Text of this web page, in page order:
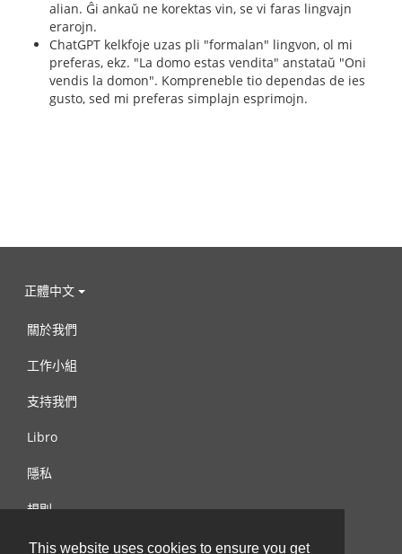
This website uses cookies to ensure you get
alian. Ĝi ankaŭ ne korektas vin, se vi faras lingvajn
erarojn.
ChatGPT kelkfoje uzas pli "formalan" lingvon, ol mi
preferas, ekz. "La domo estas vendita" anstataŭ "Oni
vendis la domon". Kompreneble tio dependas de ies
gusto, sed mi preferas simplajn esprimojn.
正體中文
關於我們
工作小組
支持我們
Libro
隱私
規則
連絡我們